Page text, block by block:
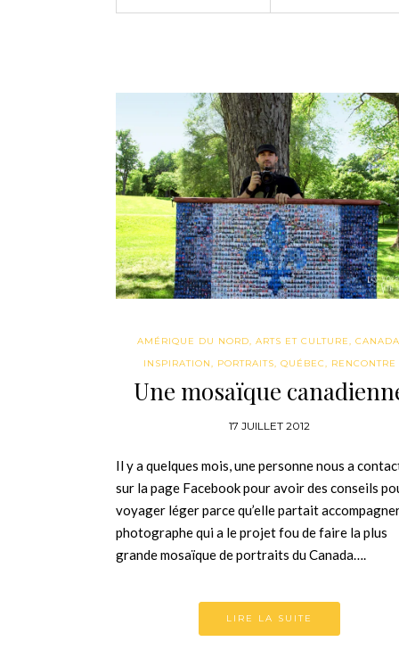
AMÉRIQUE DU NORD, ARTS ET CULTURE, CANADA
INSPIRATION, PORTRAITS, QUÉBEC, RENCONTRE
Une mosaïque
17 JUILLET 2012
Il y a quelques mois, une personne nous a
sur la page Facebook pour avoir des conseils
voyager léger parce qu’elle partait
photographe qui a le projet fou de faire la plus
grande mosaïque de portraits du Canada….
LIRE LA SUITE